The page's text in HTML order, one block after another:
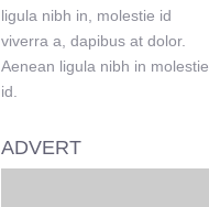
ligula nibh in, molestie id
viverra a, dapibus at dolor.
Aenean ligula nibh in molestie
id.
ADVERT